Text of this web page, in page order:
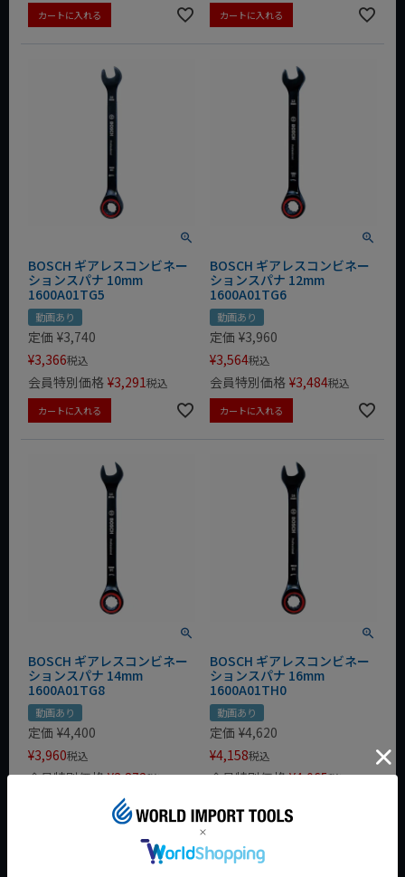
カートに入れる カートに入れる
BOSCH ギアレスコンビネー
ションスパナ 10mm
1600A01TG5
動画あり
定価 ¥3,740
¥3,366税込
会員特別価格 ¥3,291税込
カートに入れる
BOSCH ギアレスコンビネー
ションスパナ 12mm
1600A01TG6
動画あり
定価 ¥3,960
¥3,564税込
会員特別価格 ¥3,484税込
カートに入れる
BOSCH ギアレスコンビネー
ションスパナ 14mm
1600A01TG8
動画あり
定価 ¥4,400
¥3,960税込
会員特別価格 ¥3,872税込
BOSCH ギアレスコンビネー
ションスパナ 16mm
1600A01TH0
動画あり
定価 ¥4,620
¥4,158税込
会員特別価格 ¥4,065税込